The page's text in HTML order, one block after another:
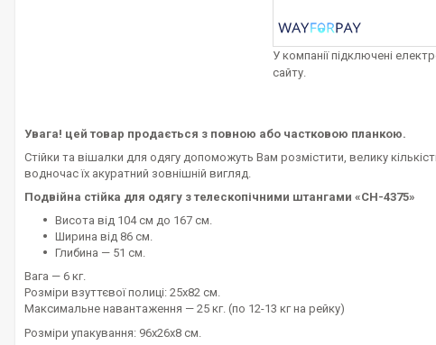
У компанії підключені
сайту.
Увага! цей товар продається з повною або частковою планкою.
Стійки та вішалки для одягу допоможуть Вам розмістити, велику
водночас їх акуратний зовнішній вигляд.
Подвійна стійка для одягу з телескопічними штангами «СН-4375»
Висота від 104 см до 167 см.
Ширина від 86 см.
Глибина — 51 см.
Вага — 6 кг.
Розміри взуттєвої полиці: 25х82 см.
Максимальне навантаження — 25 кг. (по 12-13 кг на рейку)
Розміри упакування: 96х26х8 см.